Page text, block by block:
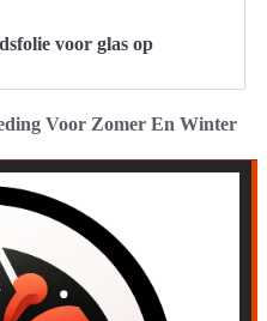
voor glas op
Voor Zomer En Winter